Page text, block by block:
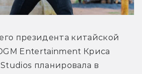
президента китайской
Entertainment Криса
планировала в